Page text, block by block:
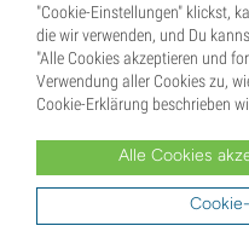
Forschung
"Cookie-Einstellungen" klickst,
die wir verwenden, und Du
"Alle Cookies akzeptieren und
Verwendung aller Cookies zu,
Cookie-Erklärung beschrieben
Alle Cookies